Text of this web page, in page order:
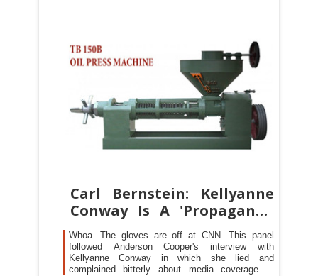
Carl Bernstein: Kellyanne
Conway Is A 'Propaganda
Minister
Whoa. The gloves are off at CNN. This panel
followed Anderson Cooper's interview with
Kellyanne Conway in which she lied and
complained bitterly about media coverage of